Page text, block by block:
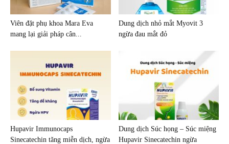
Viên đặt phụ khoa Mara Eva
mang lại giải pháp cân...
Dung dịch nhỏ mắt Myovit 3
ngừa đau mắt đỏ
Hupavir Immunocaps
Sinecatechin tăng miễn dịch, ngừa
Dung dịch Súc họng – Súc miệng
Hupavir Sinecatechin ngừa